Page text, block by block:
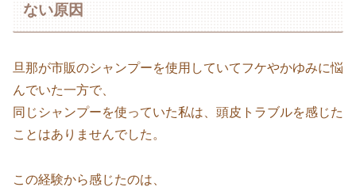
ない原因
旦那が市販のシャンプーを使用していてフケやかゆみに悩
んでいた一方で、
同じシャンプーを使っていた私は、頭皮トラブルを感じた
ことはありませんでした。
この経験から感じたのは、